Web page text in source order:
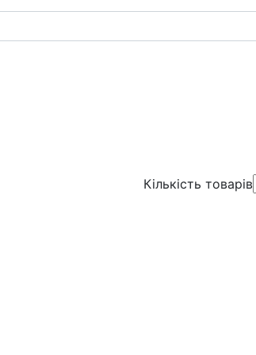
Кількість товарів